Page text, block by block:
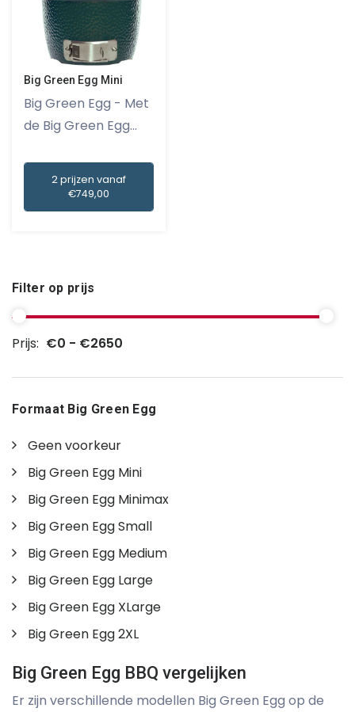
Big Green Egg Mini
Big Green Egg - Met
de Big Green Egg
2 prijzen vanaf
€749,00
Filter op prijs
Prijs: €0 - €2650
Formaat Big Green Egg
Geen voorkeur
Big Green Egg Mini
Big Green Egg Minimax
Big Green Egg Small
Big Green Egg Medium
Big Green Egg Large
Big Green Egg XLarge
Big Green Egg 2XL
Big Green Egg BBQ vergelijken
Er zijn verschillende modellen Big Green Egg op de